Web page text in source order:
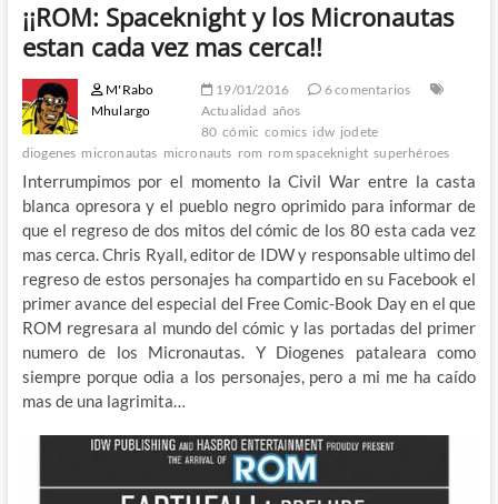
¡¡ROM: Spaceknight y los Micronautas
estan cada vez mas cerca!!
M'Rabo
Mhulargo
19/01/2016
6 comentarios
Actualidad años
80 cómic comics idw jodete
diogenes micronautas micronauts rom rom spaceknight superhéroes
Interrumpimos por el momento la Civil War entre la casta
blanca opresora y el pueblo negro oprimido para informar de
que el regreso de dos mitos del cómic de los 80 esta cada vez
mas cerca. Chris Ryall, editor de IDW y responsable ultimo del
regreso de estos personajes ha compartido en su Facebook el
primer avance del especial del Free Comic-Book Day en el que
ROM regresara al mundo del cómic y las portadas del primer
numero de los Micronautas. Y Diogenes pataleara como
siempre porque odia a los personajes, pero a mi me ha caído
mas de una lagrimita…